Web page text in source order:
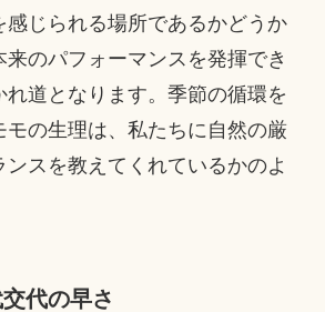
感じられる場所であるかどうか
のパフォーマンスを発揮でき
れ道となります。季節の循環を
モの生理は、私たちに自然の厳
ンスを教えてくれているかのよ
代の早さ